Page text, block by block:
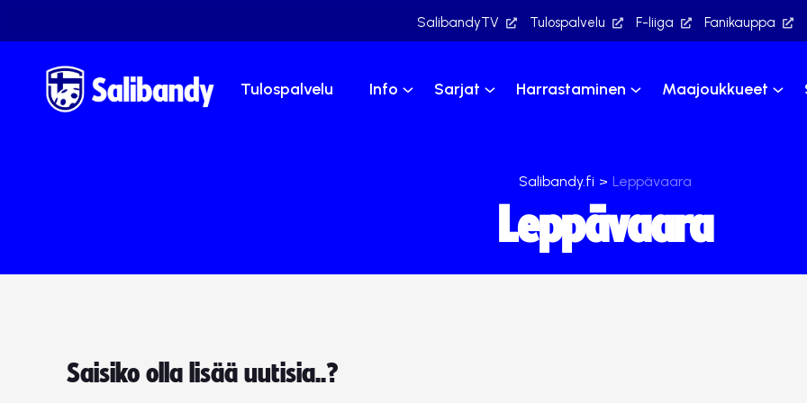
SalibandyTV Tulospalvelu F-liiga Fanikauppa
Tulospalvelu Info Sarjat Harrastaminen Maajoukkueet
Salibandy.fi > Leppävaara
Leppävaara
Saisiko olla lisää uutisia..?